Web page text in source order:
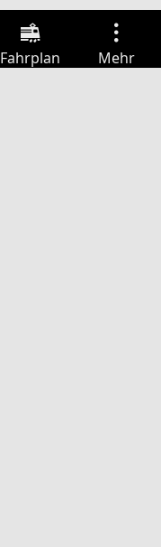
Fahrplan Mehr